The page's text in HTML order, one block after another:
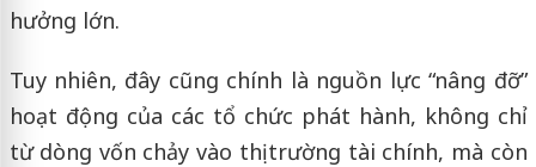
hưởng lớn.
Tuy nhiên, đây cũng chính là nguồn lực “nâng đỡ”
hoạt động của các tổ chức phát hành, không chỉ
từ dòng vốn chảy vào thị trường tài chính, mà còn